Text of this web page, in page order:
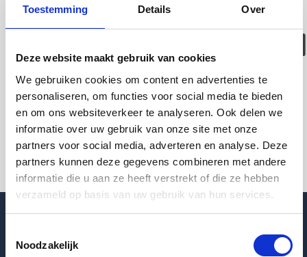
Toestemming Details Over
Deze website maakt gebruik van cookies
We gebruiken cookies om content en advertenties te
personaliseren, om functies voor social media te bieden
en om ons websiteverkeer te analyseren. Ook delen we
informatie over uw gebruik van onze site met onze
partners voor social media, adverteren en analyse. Deze
partners kunnen deze gegevens combineren met andere
informatie die u aan ze heeft verstrekt of die ze hebben
verzameld op basis van uw gebruik van hun services.
Noodzakelijk
helaas
verhuurd/verwijderd
Pagina niet gevonden
Terug naar woningoverzicht
Blogpost